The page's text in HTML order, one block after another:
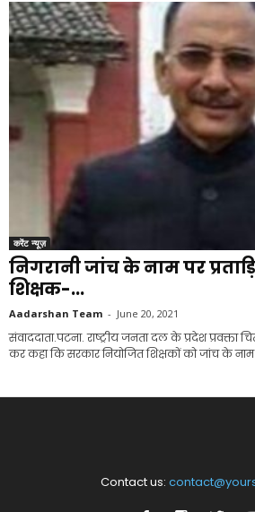
करेंट न्यूज़
निगरानी जांच के नाम पर
शिक्षक-...
Aadarshan Team - June 20, 2021
संवाददाता.पटना. राष्ट्रीय जनता दल के प्रदेश प्रवक्ता
कर कहा कि सरकार नियोजित शिक्षकों को जांच के नाम
Contact us: